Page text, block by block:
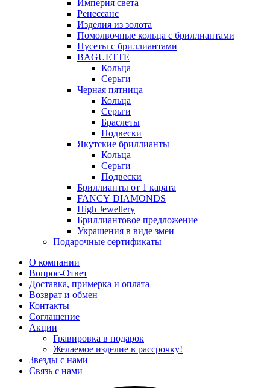
Империя света
Ренессанс
Изделия из золота
Помолвочные кольца с бриллиантами
Пусеты с бриллиантами
BAGUETTE
Кольца
Серьги
Черная пятница
Кольца
Серьги
Браслеты
Подвески
Якутские бриллианты
Кольца
Серьги
Подвески
Бриллианты от 1 карата
FANCY DIAMONDS
High Jewellery
Бриллиантовое предложение
Украшения в виде змеи
Подарочные сертификаты
О компании
Вопрос-Ответ
Доставка, примерка и оплата
Возврат и обмен
Контакты
Соглашение
Акции
Гравировка в подарок
Желаемое изделие в рассрочку!
Звезды с нами
Связь с нами